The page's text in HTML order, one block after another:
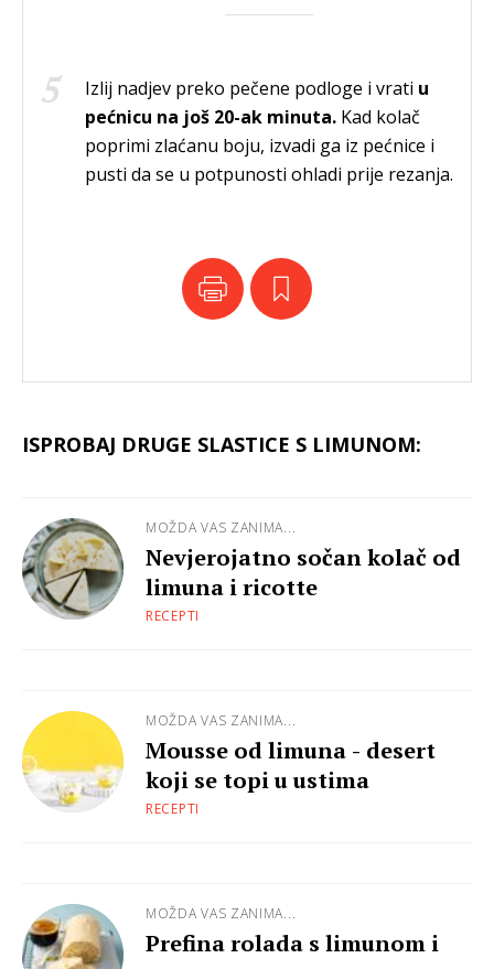
Izlij nadjev preko pečene podloge i vrati u
pećnicu na još 20-ak minuta. Kad kolač
poprimi zlaćanu boju, izvadi ga iz pećnice i
pusti da se u potpunosti ohladi prije rezanja.
ISPROBAJ DRUGE SLASTICE S LIMUNOM:
MOŽDA VAS ZANIMA...
Nevjerojatno sočan kolač od
limuna i ricotte
RECEPTI
MOŽDA VAS ZANIMA...
Mousse od limuna - desert
koji se topi u ustima
RECEPTI
MOŽDA VAS ZANIMA...
Prefina rolada s limunom i